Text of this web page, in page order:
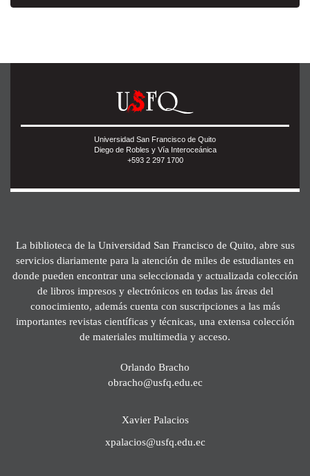
Universidad San Francisco de Quito
Diego de Robles y Vía Interoceánica
+593 2 297 1700
La biblioteca de la Universidad San Francisco de Quito, abre sus
servicios diariamente para la atención de miles de estudiantes en
donde pueden encontrar una seleccionada y actualizada colección
de libros impresos y electrónicos en todas las áreas del
conocimiento, además cuenta con suscripciones a las más
importantes revistas científicas y técnicas, una extensa colección
de materiales multimedia y acceso.
Orlando Bracho
obracho@usfq.edu.ec
Xavier Palacios
xpalacios@usfq.edu.ec